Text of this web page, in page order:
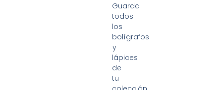
Guarda
todos
los
bolígrafos
y
lápices
de
tu